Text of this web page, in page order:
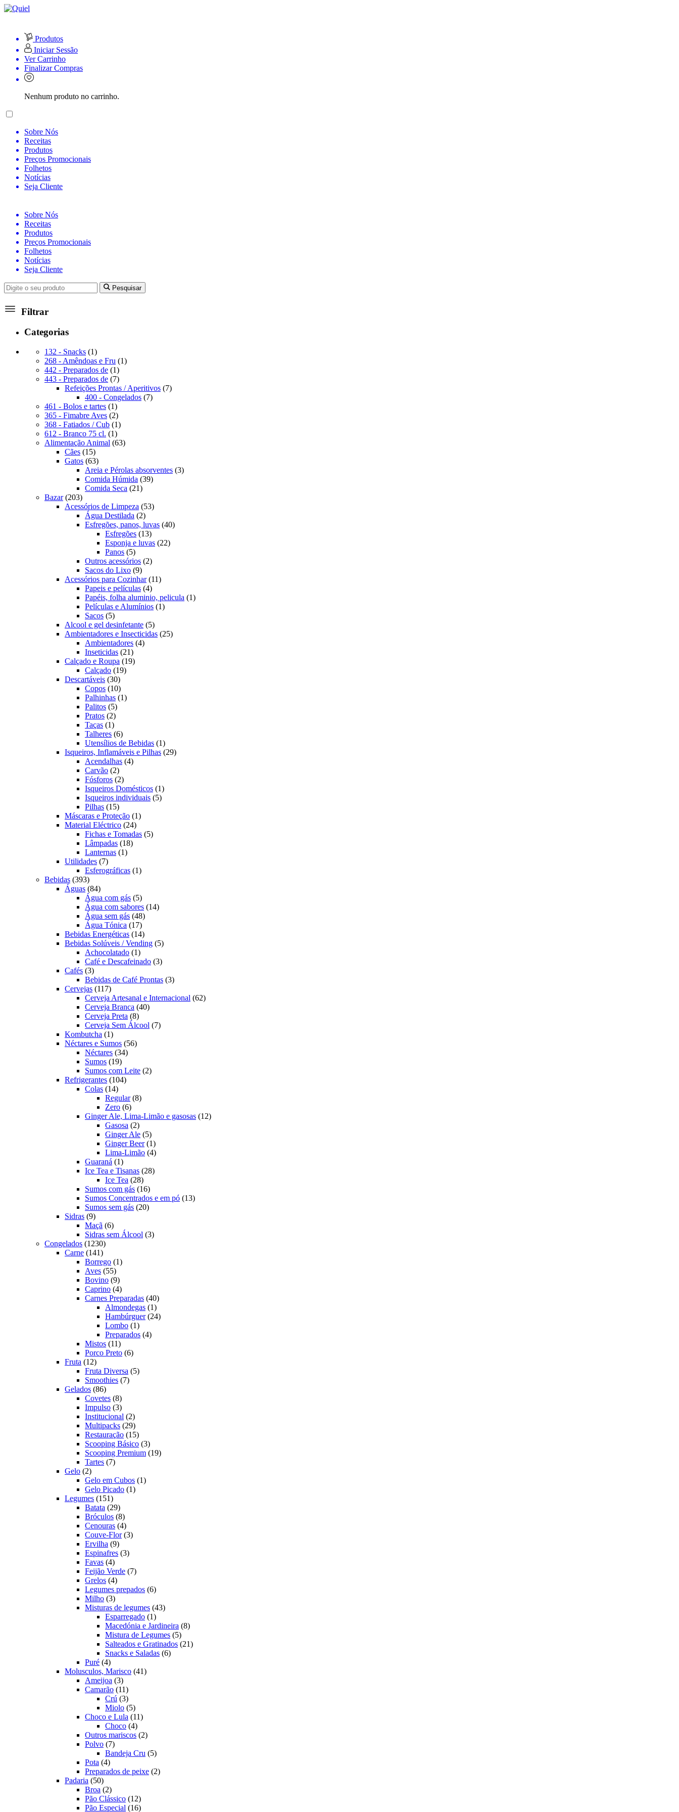
Produtos
Iniciar Sessão
Ver Carrinho
Finalizar Compras
Nenhum produto no carrinho.
Sobre Nós
Receitas
Produtos
Preços Promocionais
Folhetos
Notícias
Seja Cliente
Sobre Nós
Receitas
Produtos
Preços Promocionais
Folhetos
Notícias
Seja Cliente
Pesquisar
Filtrar
Categorias
132 - Snacks 11
produto
268 - Amêndoas e Fru 11
442 - Preparados de 11
produto
443 - Preparados de 77
produtos
Refeições Prontas / Aperitivos 77
400 - Congelados 77
461 - Bolos e tartes 11
produto
365 - Fimabre Aves 22
produtos
368 - Fatiados / Cub 11
612 - Branco 75 cl. 11
produto
Alimentação Animal 6363
Cães 1515
produtos
Gatos 6363
produtos
Areia e Pérolas absorventes 33
Comida Húmida 3939
Comida Seca 2121
Bazar 203203
produtos
Acessórios de Limpeza 5353
Água Destilada 22
produtos
Esfregões, panos, luvas 4040
Esfregões 1313
produtos
Esponja e luvas 2222
Panos 55
produtos
Outros acessórios 22
Sacos do Lixo 99
produtos
Acessórios para Cozinhar 1111
Papeis e películas 44
produtos
Papéis, folha aluminio, pelicula 11
Películas e Alumínios 11
Sacos 55
produtos
Alcool e gel desinfetante 55
produtos
Ambientadores e Insecticidas 2525
Ambientadores 44
Inseticidas 2121
produtos
Calçado e Roupa 1919
Calçado 1919
Descartáveis 3030
produtos
Copos 1010
produtos
Palhinhas 11
Palitos 55
produtos
Pratos 22
produtos
Taças 11
produto
Talheres 66
produtos
Utensílios de Bebidas 11
produto
Isqueiros, Inflamáveis e Pilhas 2929
Acendalhas 44
Carvão 22
produtos
Fósforos 22
produtos
Isqueiros Domésticos 11
produto
Isqueiros individuais 55
Pilhas 1515
produtos
Máscaras e Proteção 11
Material Eléctrico 2424
produtos
Fichas e Tomadas 55
Lâmpadas 1818
Lanternas 11
Utilidades 77
produtos
Esferográficas 11
Bebidas 393393
produtos
Águas 8484
produtos
Água com gás 55
produtos
Água com sabores 1414
Água sem gás 4848
Água Tónica 1717
produtos
Bebidas Energéticas 1414
produtos
Bebidas Solúveis / Vending 55
Achocolatado 11
produto
Café e Descafeinado 33
Cafés 33
produtos
Bebidas de Café Prontas 33
Cervejas 117117
produtos
Cerveja Artesanal e Internacional 6262
Cerveja Branca 4040
Cerveja Preta 88
produtos
Cerveja Sem Álcool 77
Kombutcha 11
produto
Néctares e Sumos 5656
Néctares 3434
Sumos 1919
produtos
Sumos com Leite 22
Refrigerantes 104104
Colas 1414
produtos
Regular 88
Zero 66
produtos
Ginger Ale, Lima-Limão e gasosas 1212
Gasosa 22
produtos
Ginger Ale 55
produtos
Ginger Beer 11
produto
Lima-Limão 44
Guaraná 11
produto
Ice Tea e Tisanas 2828
Ice Tea 2828
produtos
Sumos com gás 1616
produtos
Sumos Concentrados e em pó 1313
Sumos sem gás 2020
Sidras 99
produtos
Maçã 66
produtos
Sidras sem Álcool 33
Congelados 12301230
produtos
Carne 141141
produtos
Borrego 11
Aves 5555
produtos
Bovino 99
produtos
Caprino 44
produtos
Carnes Preparadas 4040
produtos
Almondegas 11
produto
Hambúrguer 2424
Lombo 11
produto
Preparados 44
Mistos 1111
produtos
Porco Preto 66
Fruta 1212
produtos
Fruta Diversa 55
Smoothies 77
Gelados 8686
produtos
Covetes 88
produtos
Impulso 33
produtos
Institucional 22
produtos
Multipacks 2929
produtos
Restauração 1515
produtos
Scooping Básico 33
produtos
Scooping Premium 1919
Tartes 77
Gelo 22
produtos
Gelo em Cubos 11
Gelo Picado 11
Legumes 151151
produtos
Batata 2929
produtos
Bróculos 88
produtos
Cenouras 44
produtos
Couve-Flor 33
Ervilha 99
produtos
Espinafres 33
Favas 44
produtos
Feijão Verde 77
Grelos 44
produtos
Legumes prepados 66
Milho 33
produtos
Misturas de legumes 4343
Esparregado 11
produto
Macedónia e Jardineira 88
Mistura de Legumes 55
produtos
Salteados e Gratinados 2121
Snacks e Saladas 66
Puré 44
produtos
Molusculos, Marisco 4141
Ameijoa 33
produtos
Camarão 1111
produtos
Crú 33
produtos
Miolo 55
produtos
Choco e Lula 1111
Choco 44
produtos
Outros mariscos 22
Polvo 77
produtos
Bandeja Cru 55
Pota 44
produtos
Preparados de peixe 22
Padaria 5050
produtos
Broa 22
produtos
Pão Clássico 1212
produtos
Pão Especial 1616